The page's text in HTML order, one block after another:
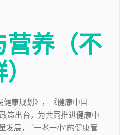
营养（不
健康规划》，《健康中国
策出台，为共同推进健康中
发展， “一老一小”的健康管